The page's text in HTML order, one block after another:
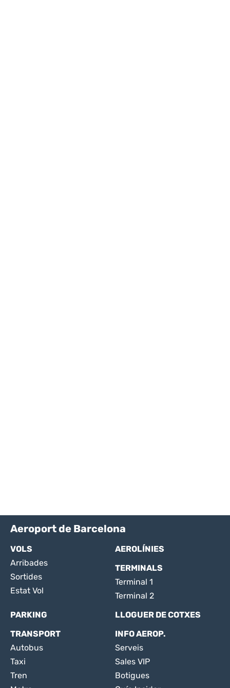
Aeroport de Barcelona
VOLS
Arribades
Sortides
Estat Vol
AEROLÍNIES
TERMINALS
Terminal 1
Terminal 2
PARKING
LLOGUER DE COTXES
TRANSPORT
Autobus
Taxi
Tren
INFO AEROP.
Serveis
Sales VIP
Botigues